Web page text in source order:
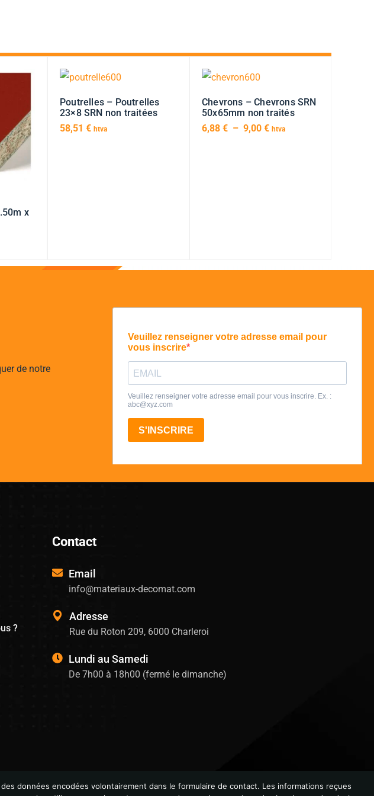
x
Poutrelles – Poutrelles
23×8 SRN non traitées
58,51 € htva
Chevrons – Chevrons SRN
50x65mm non traités
6,88 € – 9,00 € htva
de notre
?
Contact
Email
info@materiaux-decomat.com
Adresse
Rue du Roton 209, 6000 Charleroi
Lundi au Samedi
De 7h00 à 18h00 (fermé le dimanche)
des données encodées volontairement dans le formulaire de contact. Les informations reçues